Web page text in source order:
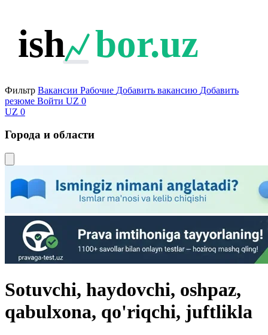
ish bor.uz
Фильтр Вакансии Рабочие Добавить вакансию Добавить
резюме Войти UZ 0
UZ 0
Города и области
Sotuvchi, haydovchi, oshpaz,
qabulxona, qo'riqchi, juftlikla